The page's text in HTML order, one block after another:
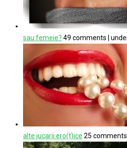
sau femeie? 49 comments
alte jucarii ero(t)ice 25 comments